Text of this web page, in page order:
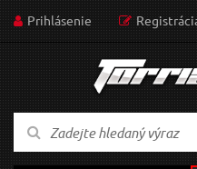
Prihlásenie